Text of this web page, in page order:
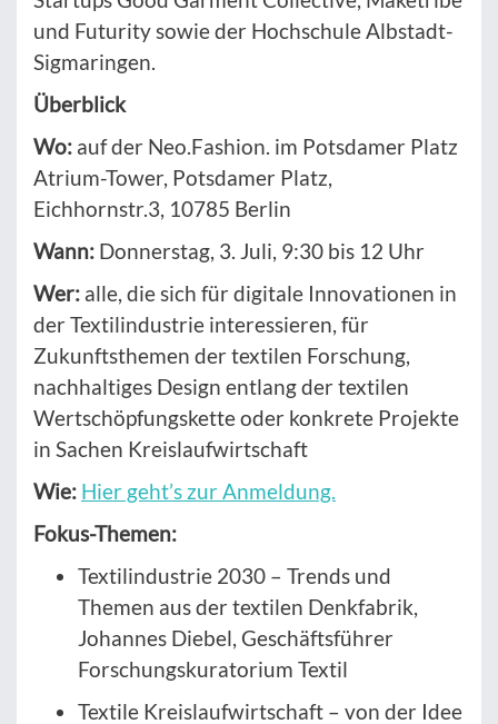
und Futurity sowie der Hochschule Albstadt-
Sigmaringen.
Überblick
Wo: auf der Neo.Fashion. im Potsdamer Platz
Atrium-Tower, Potsdamer Platz,
Eichhornstr.3, 10785 Berlin
Wann: Donnerstag, 3. Juli, 9:30 bis 12 Uhr
Wer: alle, die sich für digitale Innovationen in
der Textilindustrie interessieren, für
Zukunftsthemen der textilen Forschung,
nachhaltiges Design entlang der textilen
Wertschöpfungskette oder konkrete Projekte
in Sachen Kreislaufwirtschaft
Wie: Hier geht’s zur Anmeldung.
Fokus-Themen:
Textilindustrie 2030 – Trends und
Themen aus der textilen Denkfabrik,
Johannes Diebel, Geschäftsführer
Forschungskuratorium Textil
Textile Kreislaufwirtschaft – von der Idee